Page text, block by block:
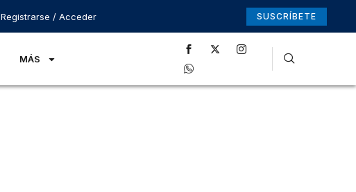
Registrarse / Acceder SUSCRÍBETE
MÁS